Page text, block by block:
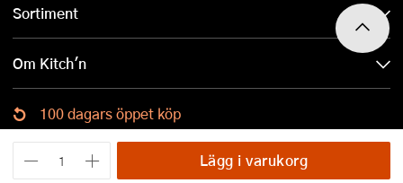
Lägg i varukorg
Sortiment
Om Kitch'n
100 dagars öppet köp
Ladda ned Kitch´n-appen